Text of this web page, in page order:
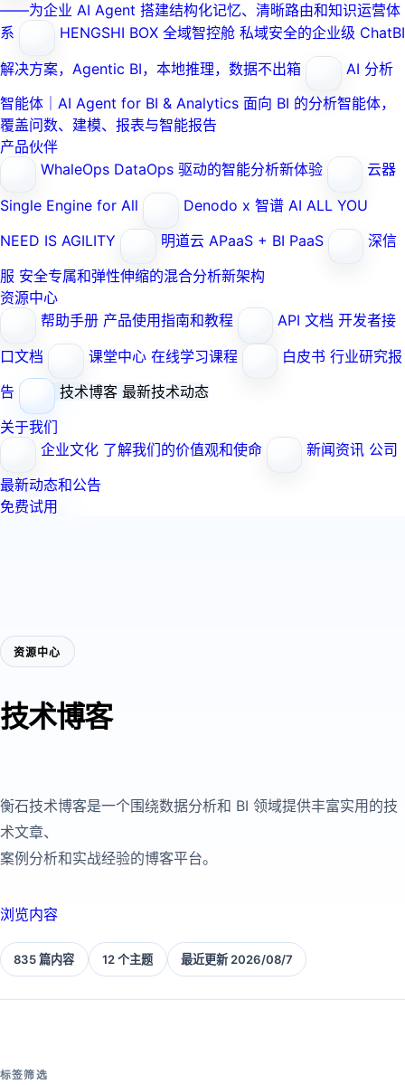
——为企业 AI Agent 搭建结构化记忆、清晰路由和知识运营体
系
HENGSHI BOX 全域智控舱 私域安全的企业级 ChatBI
解决方案，Agentic BI，本地推理，数据不出箱
AI 分析
智能体｜AI Agent for BI & Analytics 面向 BI 的分析智能体，
覆盖问数、建模、报表与智能报告
产品伙伴
WhaleOps DataOps 驱动的智能分析新体验
云器
Single Engine for All
Denodo x 智谱 AI ALL YOU
NEED IS AGILITY
明道云 APaaS + BI PaaS
深信
服 安全专属和弹性伸缩的混合分析新架构
资源中心
帮助手册 产品使用指南和教程 API 文档 开发者接
口文档
课堂中心 在线学习课程 白皮书 行业研究报
告
技术博客 最新技术动态
关于我们
企业文化 了解我们的价值观和使命 新闻资讯 公司
最新动态和公告
免费试用
资源中心
技术博客
衡石技术博客是一个围绕数据分析和 BI 领域提供丰富实用的技
术文章、
案例分析和实战经验的博客平台。
浏览内容
835 篇内容 12 个主题 最近更新 2026/08/7
标签筛选